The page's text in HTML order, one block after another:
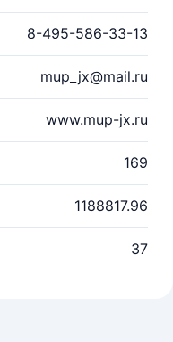
8-495-586-33-13
mup_jx@mail.ru
www.mup-jx.ru
169
1188817.96
37